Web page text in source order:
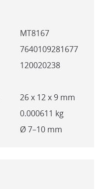
MT8167
7640109281677
120020238
26 x 12 x 9 mm
0.000611 kg
Ø 7–10 mm